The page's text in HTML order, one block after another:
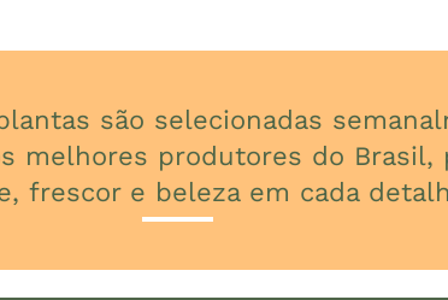
são selecionadas
melhores produtores do Brasil,
frescor e beleza em cada